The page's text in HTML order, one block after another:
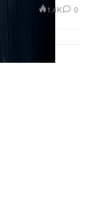
1.4K 0